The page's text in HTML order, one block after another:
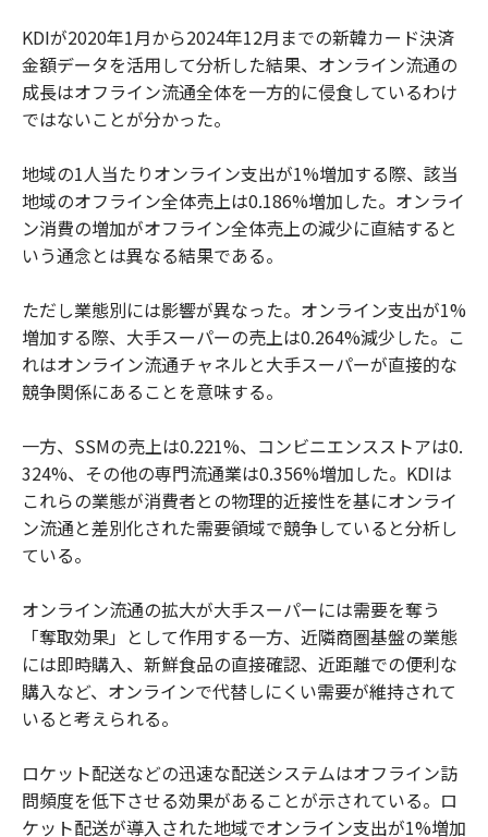
KDIが2020年1月から2024年12月までの新韓カード決済
金額データを活用して分析した結果、オンライン流通の
成長はオフライン流通全体を一方的に侵食しているわけ
ではないことが分かった。
地域の1人当たりオンライン支出が1%増加する際、該当
地域のオフライン全体売上は0.186%増加した。オンライ
ン消費の増加がオフライン全体売上の減少に直結すると
いう通念とは異なる結果である。
ただし業態別には影響が異なった。オンライン支出が1%
増加する際、大手スーパーの売上は0.264%減少した。こ
れはオンライン流通チャネルと大手スーパーが直接的な
競争関係にあることを意味する。
一方、SSMの売上は0.221%、コンビニエンスストアは0.
324%、その他の専門流通業は0.356%増加した。KDIは
これらの業態が消費者との物理的近接性を基にオンライ
ン流通と差別化された需要領域で競争していると分析し
ている。
オンライン流通の拡大が大手スーパーには需要を奪う
「奪取効果」として作用する一方、近隣商圏基盤の業態
には即時購入、新鮮食品の直接確認、近距離での便利な
購入など、オンラインで代替しにくい需要が維持されて
いると考えられる。
ロケット配送などの迅速な配送システムはオフライン訪
問頻度を低下させる効果があることが示されている。ロ
ケット配送が導入された地域でオンライン支出が1%増加